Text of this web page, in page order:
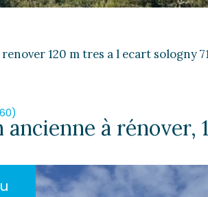
120 m tres a l ecart sologny
ancienne à rénover,